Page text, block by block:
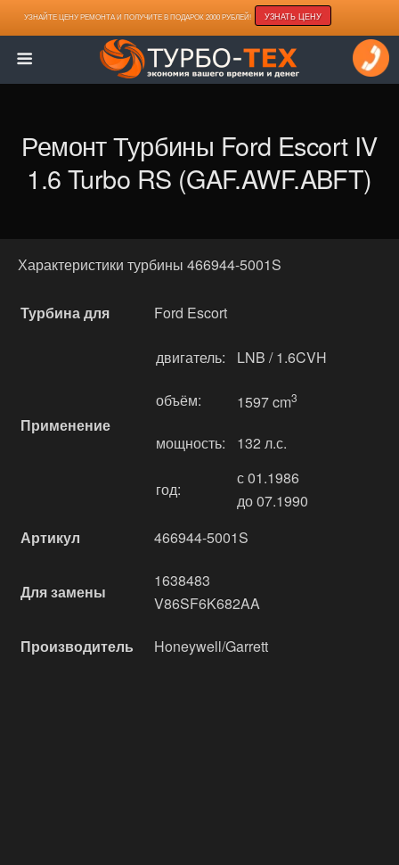
УЗНАЙТЕ ЦЕНУ РЕМОНТА И ПОЛУЧИТЕ В ПОДАРОК 2000 РУБЛЕЙ! УЗНАТЬ ЦЕНУ
Ремонт Турбины Ford Escort IV
1.6 Turbo RS (GAF.AWF.ABFT)
Характеристики турбины 466944-5001S
Турбина для Ford Escort
Применение
двигатель: LNB / 1.6CVH
объём: 1597 cm3
мощность: 132 л.с.
год:
с 01.1986
до 07.1990
Артикул
466944-5001S
Для замены
1638483
V86SF6K682AA
Производитель Honeywell/Garrett